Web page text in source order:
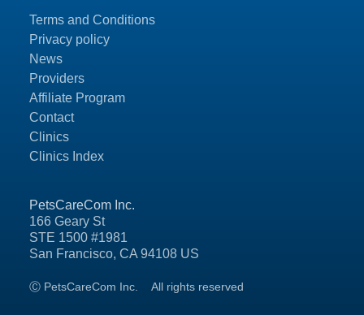
PetsCareCom Inc.
166 Geary St
STE 1500 #1981
San Francisco, CA 94108 US
Ⓒ PetsCareCom Inc. All rights reserved
Terms and Conditions
Privacy policy
News
Providers
Affiliate Program
Contact
Clinics
Clinics Index